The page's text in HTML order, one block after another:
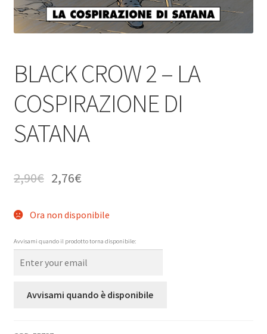
BLACK CROW 2 – LA
COSPIRAZIONE DI
SATANA
2,90€ 2,76€
Ora non disponibile
Avvisami quando il prodotto torna disponibile:
Avvisami quando è disponibile